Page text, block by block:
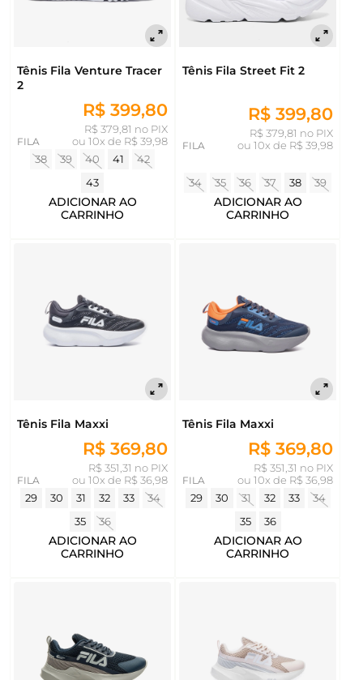
Tênis Fila Venture Tracer
2
R$ 399,80
R$ 379,81 no PIX
ou 10x de R$ 39,98
FILA
38
39 40 41
42
43
ADICIONAR AO
CARRINHO
Tênis Fila Street Fit 2
R$ 399,80
R$ 379,81 no PIX
ou 10x de R$ 39,98
FILA
34 35 36 37 38 39
ADICIONAR AO
CARRINHO
Tênis Fila Maxxi
R$ 369,80
R$ 351,31 no PIX
ou 10x de R$ 36,98
FILA
29
30 31 32 33
34
35
36
ADICIONAR AO
CARRINHO
Tênis Fila Maxxi
R$ 369,80
R$ 351,31 no PIX
ou 10x de R$ 36,98
FILA
29
30 31 32 33
34
35
36
ADICIONAR AO
CARRINHO